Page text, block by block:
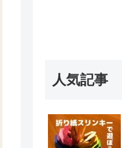
人気記事